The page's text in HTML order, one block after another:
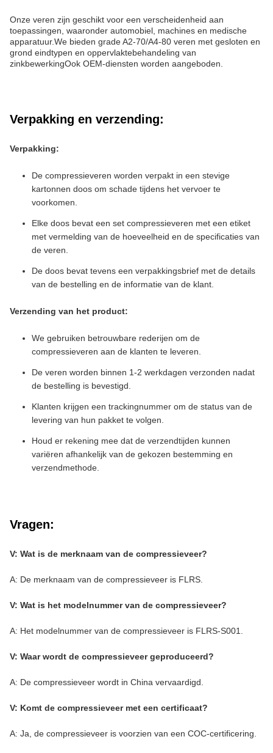
Onze veren zijn geschikt voor een verscheidenheid aan
toepassingen, waaronder automobiel, machines en medische
apparatuur.We bieden grade A2-70/A4-80 veren met gesloten en
grond eindtypen en oppervlaktebehandeling van
zinkbewerkingOok OEM-diensten worden aangeboden.
Verpakking en verzending:
Verpakking:
De compressieveren worden verpakt in een stevige
kartonnen doos om schade tijdens het vervoer te
voorkomen.
Elke doos bevat een set compressieveren met een etiket
met vermelding van de hoeveelheid en de specificaties van
de veren.
De doos bevat tevens een verpakkingsbrief met de details
van de bestelling en de informatie van de klant.
Verzending van het product:
We gebruiken betrouwbare rederijen om de
compressieveren aan de klanten te leveren.
De veren worden binnen 1-2 werkdagen verzonden nadat
de bestelling is bevestigd.
Klanten krijgen een trackingnummer om de status van de
levering van hun pakket te volgen.
Houd er rekening mee dat de verzendtijden kunnen
variëren afhankelijk van de gekozen bestemming en
verzendmethode.
Vragen:
V: Wat is de merknaam van de compressieveer?
A: De merknaam van de compressieveer is FLRS.
V: Wat is het modelnummer van de compressieveer?
A: Het modelnummer van de compressieveer is FLRS-S001.
V: Waar wordt de compressieveer geproduceerd?
A: De compressieveer wordt in China vervaardigd.
V: Komt de compressieveer met een certificaat?
A: Ja, de compressieveer is voorzien van een COC-certificering.